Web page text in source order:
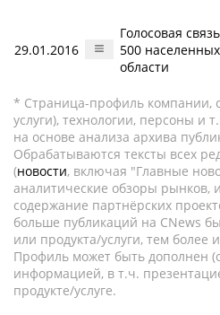
29.01.2016
Голосовая
500
области
* Страница-профиль компании,
услуги), технологии, персоны и
на основе анализа архива
Обрабатываются тексты всех
(новости, включая "Главные
аналитические обзоры рынков,
содержание партнёрских
больше публикаций на CNews
или продукта/услуги, тем
Профиль может быть дополнен
информацией, в т.ч.
продукте/услуге.